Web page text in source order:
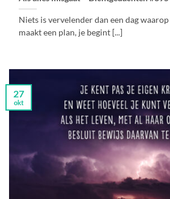
Niets is vervelender dan een dag waarop
maakt een plan, je begint [...]
27
okt